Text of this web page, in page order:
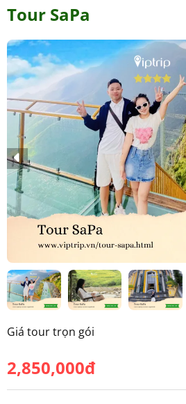
Tour SaPa
Giá tour trọn gói
2,850,000đ